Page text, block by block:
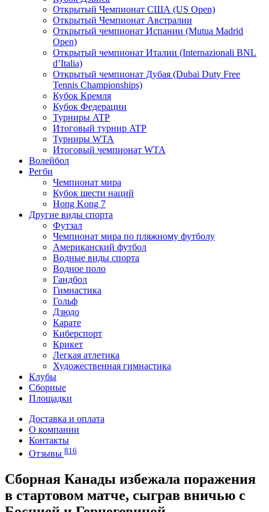
Открытый Чемпионат США (US Open)
Открытый Чемпионат Австралии
Открытый чемпионат Испании (Mutua Madrid
Open)
Открытый чемпионат Италии (Internazionali BNL
d’Italia)
Открытый чемпионат Дубая (Dubai Duty Free
Tennis Championships)
Кубок Кремля
Кубок Федерации
Турниры ATP
Итоговый турнир ATP
Турниры WTA
Итоговый чемпионат WTA
Волейбол
Регби
Чемпионат мира
Кубок шести наций
Hong Kong 7
Другие виды спорта
Футзал
Чемпионат мира по пляжному футболу
Американский футбол
Водные виды спорта
Водное поло
Гандбол
Гимнастика
Гольф
Дзюдо
Карате
Киберспорт
Крикет
Легкая атлетика
Художественная гимнастика
Клубы
Сборные
Площадки
Доставка и оплата
О компании
Контакты
Отзывы 816
Сборная Канады избежала поражения
в стартовом матче, сыграв вничью с